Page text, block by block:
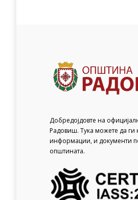
Добредојдовте на
Радовиш. Тука можете да ги
информации, и документи
општината.